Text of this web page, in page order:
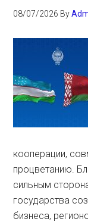
08/07/2026 By
кооперации,
процветанию.
сильным
государства
бизнеса,